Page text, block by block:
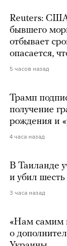
Reuters: США
бывшего
отбывает
опасается,
5 часов назад
Трамп
получение
рождения и
4 часа назад
В Таиланде
и убил
3 часа назад
«Нам самим
о